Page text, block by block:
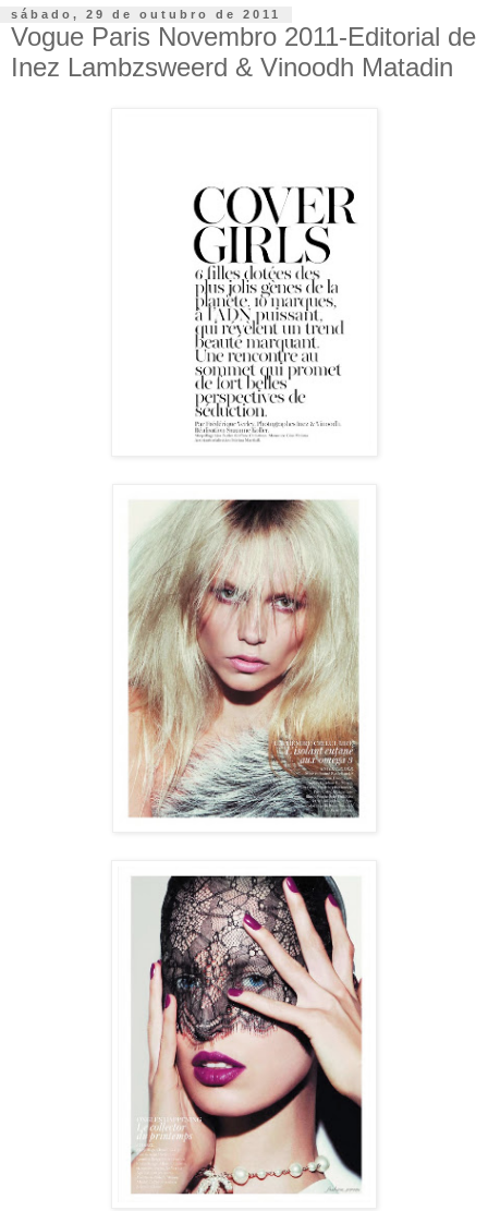
sábado, 29 de outubro de 2011
Vogue Paris Novembro 2011-Editorial de
Inez Lambzsweerd & Vinoodh Matadin